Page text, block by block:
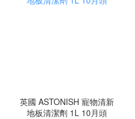
英國 ASTONISH 寵物清新
地板清潔劑 1L 10月頭